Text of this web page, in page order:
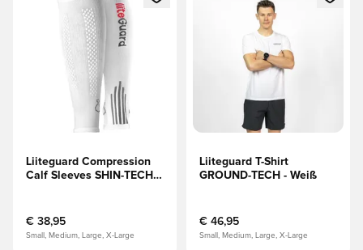
Liiteguard Compression
Calf Sleeves SHIN-TECH -
€ 38,95
Small, Medium, Large, X-Large
Liiteguard T-Shirt
GROUND-TECH - Weiß
€ 46,95
Small, Medium, Large, X-Large